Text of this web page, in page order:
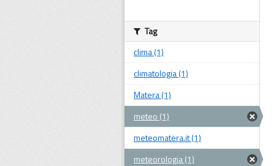
Tag
clima (1)
climatologia (1)
Matera (1)
meteo (1)
meteomatera.it (1)
meteorologia (1)